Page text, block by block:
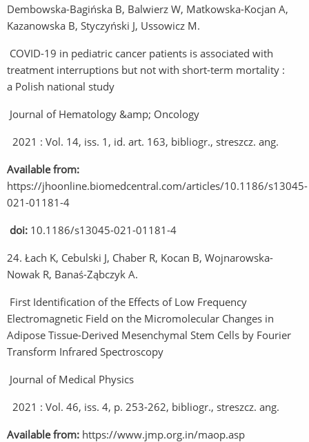
Dembowska-Bagińska B, Balwierz W, Matkowska-Kocjan A,
Kazanowska B, Styczyński J, Ussowicz M.
COVID-19 in pediatric cancer patients is associated with
treatment interruptions but not with short-term mortality :
a Polish national study
Journal of Hematology &amp; Oncology
2021 : Vol. 14, iss. 1, id. art. 163, bibliogr., streszcz. ang.
Available from:
https://jhoonline.biomedcentral.com/articles/10.1186/s13045-
021-01181-4
doi: 10.1186/s13045-021-01181-4
24. Łach K, Cebulski J, Chaber R, Kocan B, Wojnarowska-
Nowak R, Banaś-Ząbczyk A.
First Identification of the Effects of Low Frequency
Electromagnetic Field on the Micromolecular Changes in
Adipose Tissue-Derived Mesenchymal Stem Cells by Fourier
Transform Infrared Spectroscopy
Journal of Medical Physics
2021 : Vol. 46, iss. 4, p. 253-262, bibliogr., streszcz. ang.
Available from: https://www.jmp.org.in/maop.asp